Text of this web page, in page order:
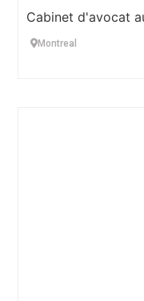
Cabinet d'avocat
Montreal